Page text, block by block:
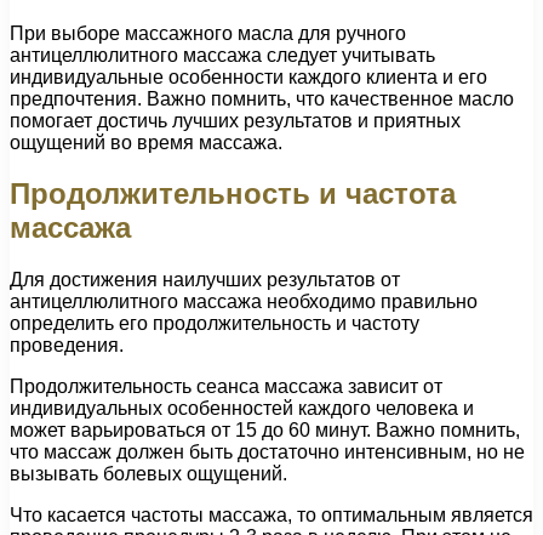
При выборе массажного масла для ручного
антицеллюлитного массажа следует учитывать
индивидуальные особенности каждого клиента и его
предпочтения. Важно помнить, что качественное масло
помогает достичь лучших результатов и приятных
ощущений во время массажа.
Продолжительность и частота
массажа
Для достижения наилучших результатов от
антицеллюлитного массажа необходимо правильно
определить его продолжительность и частоту
проведения.
Продолжительность сеанса массажа зависит от
индивидуальных особенностей каждого человека и
может варьироваться от 15 до 60 минут. Важно помнить,
что массаж должен быть достаточно интенсивным, но не
вызывать болевых ощущений.
Что касается частоты массажа, то оптимальным является